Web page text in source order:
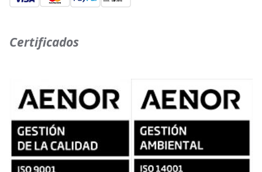
Certificados